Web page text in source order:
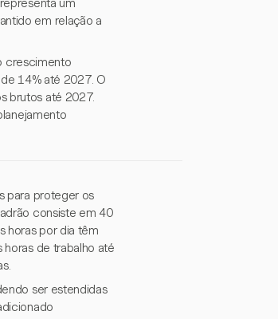
um
em relação a
crescimento
14% até 2027. O
brutos até 2027.
para proteger os
consiste em 40
horas por dia têm
de trabalho até
ser estendidas